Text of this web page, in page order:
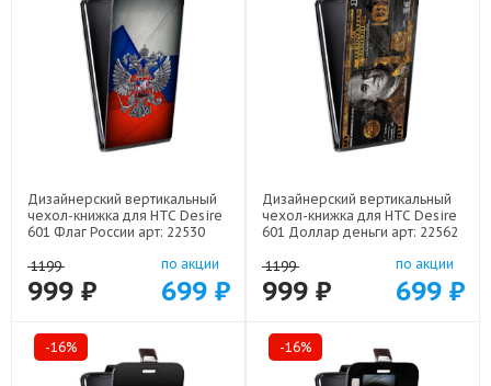
Дизайнерский вертикальный
чехол-книжка для HTC Desire
601 Флаг России арт: 22530
1199
999 ₽
по акции
699 ₽
Дизайнерский вертикальный
чехол-книжка для HTC Desire
601 Доллар деньги арт: 22562
1199
999 ₽
по акции
699 ₽
-16% -16%